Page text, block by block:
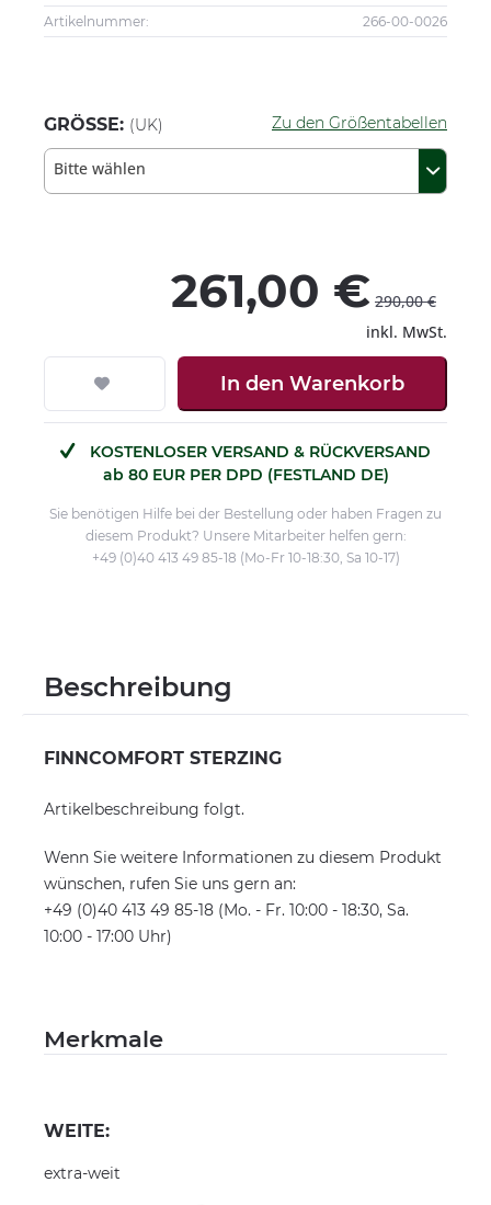
Artikelnummer:
266-00-0026
GRÖSSE: (UK) Zu den Größentabellen
Bitte wählen
261,00 € 290,00 €
inkl. MwSt.
In den Warenkorb
KOSTENLOSER VERSAND & RÜCKVERSAND
ab 80 EUR PER DPD (FESTLAND DE)
Sie benötigen Hilfe bei der Bestellung oder haben Fragen zu
diesem Produkt? Unsere Mitarbeiter helfen gern:
+49 (0)40 413 49 85-18 (Mo-Fr 10-18:30, Sa 10-17)
Beschreibung
FINNCOMFORT STERZING
Artikelbeschreibung folgt.
Wenn Sie weitere Informationen zu diesem Produkt
wünschen, rufen Sie uns gern an:
+49 (0)40 413 49 85-18 (Mo. - Fr. 10:00 - 18:30, Sa.
10:00 - 17:00 Uhr)
Merkmale
WEITE:
extra-weit